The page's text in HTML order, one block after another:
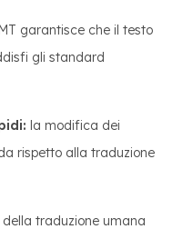
garantisce che il testo
gli standard
la modifica dei
rispetto alla traduzione
della traduzione umana